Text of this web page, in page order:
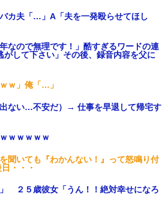
カ夫「…」A「夫を一発殴らせてほし
なので無理です！」酷すぎるワードの連
して下さい」その後、録音内容を父に
ｗ」俺「…」
ない…不安だ）→ 仕事を早退して帰宅す
ｗｗｗｗｗ
聞いても『わかんない！』って怒鳴り付
・・・
２５歳彼女「うん！！絶対幸せになろ